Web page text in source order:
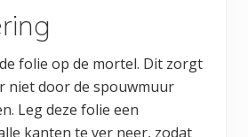
folie op de mortel. Dit zorgt
niet door de spouwmuur
Leg deze folie een
kanten te ver neer, zodat